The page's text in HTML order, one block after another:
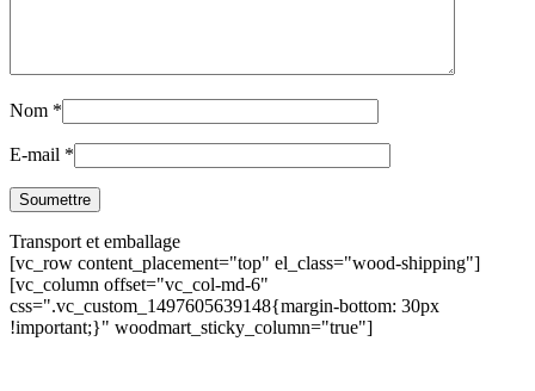
Nom *
E-mail *
Transport et emballage
[vc_row content_placement="top" el_class="wood-shipping"]
[vc_column offset="vc_col-md-6"
css=".vc_custom_1497605639148{margin-bottom: 30px
!important;}" woodmart_sticky_column="true"]